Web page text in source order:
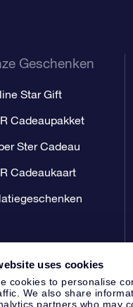
uses cookies
cookies to personalise
We also share
partners who may
Geschenken
Star Gift
Cadeaupakket
Ster Cadeau
Cadeaukaart